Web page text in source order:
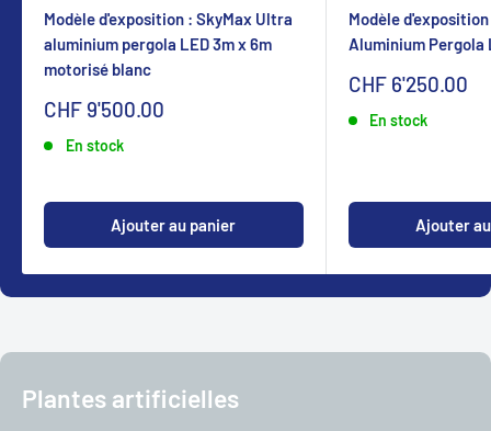
Modèle d'exposition : SkyMax Ultra
aluminium pergola LED 3m x 6m
motorisé blanc
Sonderpreis
CHF 9'500.00
En stock
Ajouter au panier
Modèle
Aluminium Pergola
Sonderpreis
CHF 6'250.00
En stock
Ajouter
Plantes artificielles